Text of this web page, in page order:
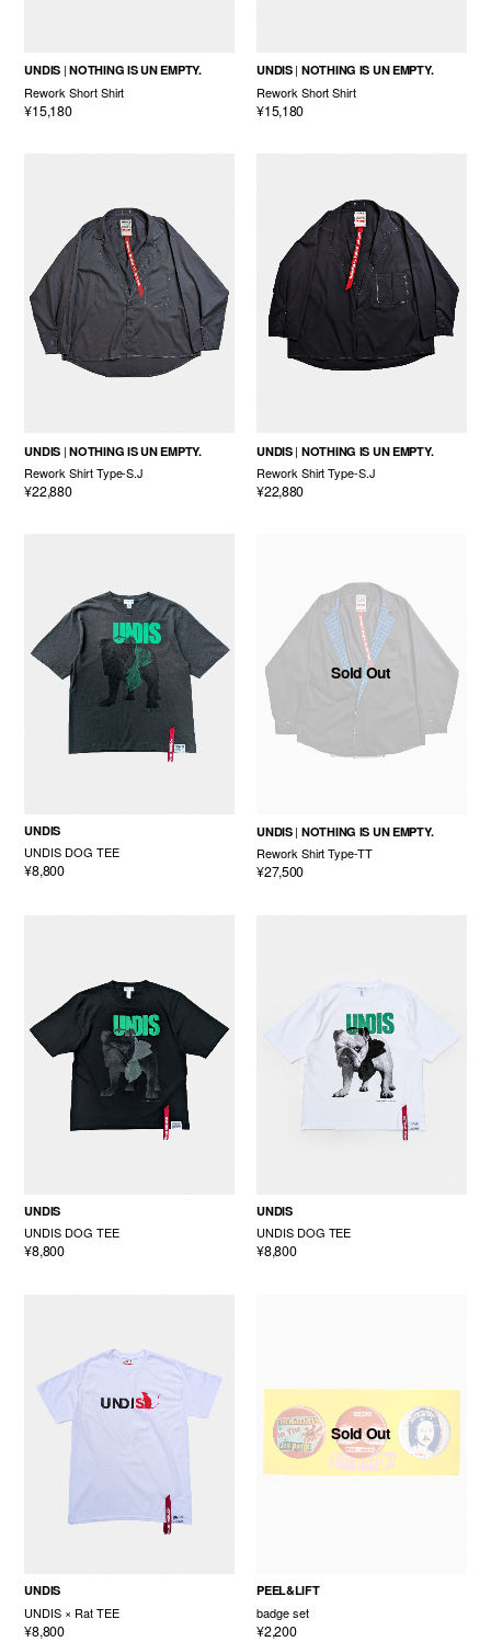
UNDIS NOTHING IS UN EMPTY.
Rework Short Shirt
¥15,180
UNDIS NOTHING IS UN EMPTY.
Rework Short Shirt
¥15,180
UNDIS NOTHING IS UN EMPTY.
Rework Shirt Type-S.J
¥22,880
UNDIS NOTHING IS UN EMPTY.
Rework Shirt Type-S.J
¥22,880
UNDIS
UNDIS DOG TEE
¥8,800
Sold Out
UNDIS NOTHING IS UN EMPTY.
Rework Shirt Type-TT
¥27,500
UNDIS
UNDIS DOG TEE
¥8,800
UNDIS
UNDIS DOG TEE
¥8,800
UNDIS
UNDIS × Rat TEE
¥8,800
Sold Out
PEEL&LIFT
badge set
¥2,200